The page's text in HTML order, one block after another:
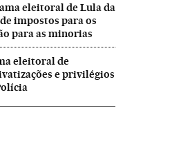
eleitoral de Lula da
impostos para os
para as minorias
eleitoral de
e privilégios